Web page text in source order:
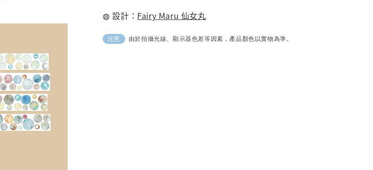
◍ 設計： Fairy Maru 仙女丸
注意 由於拍攝光線、顯示器色差等因素，產品顏色以實物為準。